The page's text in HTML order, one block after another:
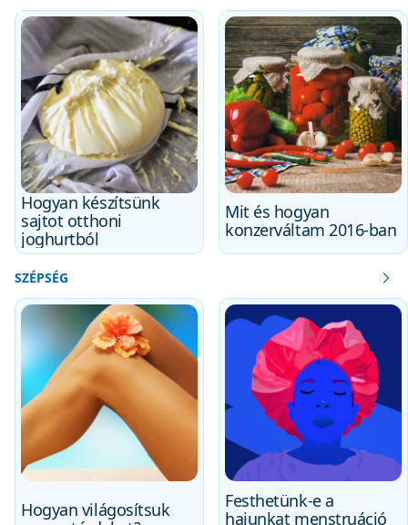
Hogyan készítsünk
sajtot otthoni
joghurtból
Mit és hogyan
konzerváltam 2016-ban
SZÉPSÉG
Hogyan világosítsuk
Festhetünk-e a
hajunkat menstruáció